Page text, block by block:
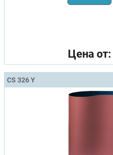
Цена от:
CS 326 Y